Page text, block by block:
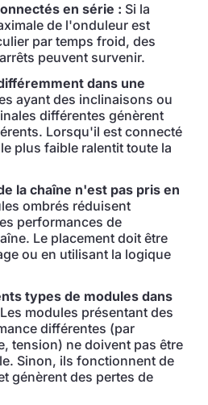
en série : Si la
de l'onduleur est
par temps froid, des
peuvent survenir.
dans une
ayant des inclinaisons ou
différentes génèrent
Lorsqu'il est connecté
plus faible ralentit toute la
la chaîne n'est pas pris en
ombrés réduisent
performances de
Le placement doit être
ou en utilisant la logique
types de modules dans
Les modules présentant des
différentes (par
tension) ne doivent pas être
Sinon, ils fonctionnent de
génèrent des pertes de